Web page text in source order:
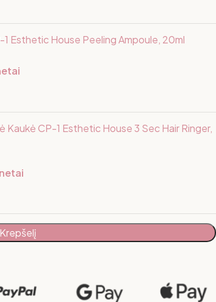
1 Esthetic House Peeling Ampoule, 20ml
Kaukė CP-1 Esthetic House 3 Sec Hair Ringer,